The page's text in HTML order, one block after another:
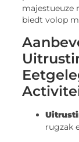
majestueuze
biedt volop
rugzak